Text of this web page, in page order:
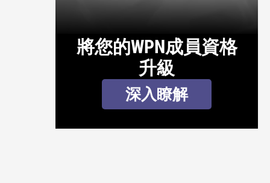
將您的WPN成員資格
升級
深入瞭解